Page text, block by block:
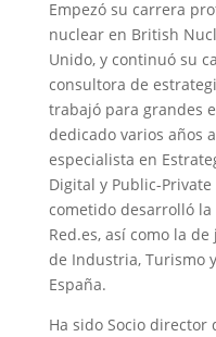
Empezó su carrera
nuclear en British
Unido, y continuó su
consultora de
trabajó para grandes
dedicado varios años
especialista en
Digital y Public-
cometido desarrolló
Red.es, así como la
de Industria, Turismo
España.
Ha sido Socio director